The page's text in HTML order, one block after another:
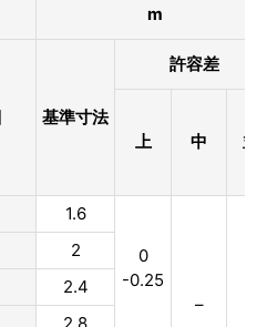
m
基準寸法
許容差
上 中
1.6
0
-0.25
–
2
2.4